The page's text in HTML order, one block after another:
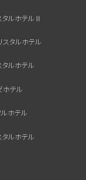
タルホテルⅡ
タルホテル
ルホテル
ホテル
ホテル
ルホテル